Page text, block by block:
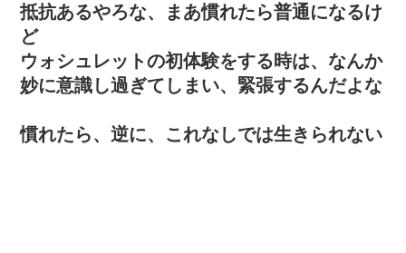
抵抗あるやろな、まあ慣れたら普通になるけ
ど
ウォシュレットの初体験をする時は、なんか
妙に意識し過ぎてしまい、緊張するんだよな
慣れたら、逆に、これなしでは生きられない